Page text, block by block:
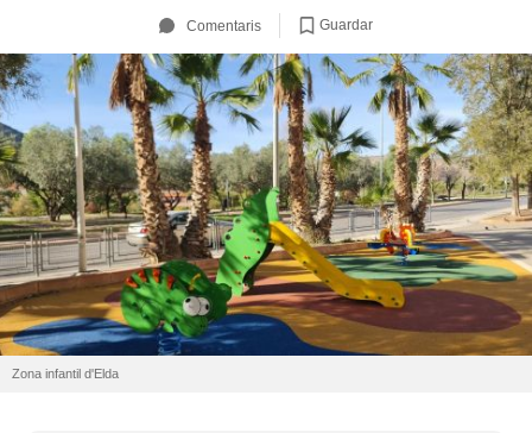
Comentaris Guardar
Zona infantil d'Elda